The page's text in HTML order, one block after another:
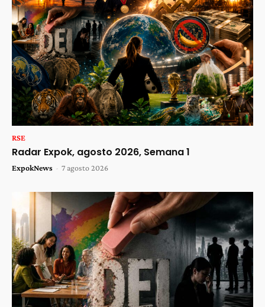
RSE
Radar Expok, agosto 2026, Semana 1
ExpokNews - 7 agosto 2026